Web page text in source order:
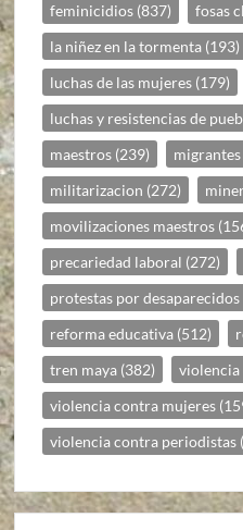
feminicidios (837) fosas
la niñez en la tormenta (193)
luchas de las mujeres (179)
luchas y resistencias de
maestros (239) migrantes
militarizacion (272)
movilizaciones maestros
precariedad laboral (272)
protestas por desaparecidos
reforma educativa (512)
tren maya (382) violencia
violencia contra mujeres
violencia contra periodistas